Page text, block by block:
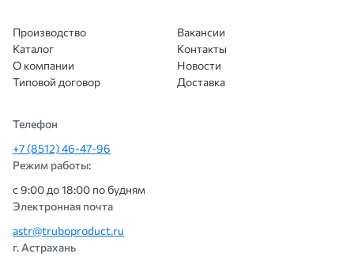
Производство
Каталог
О компании
Типовой договор
Вакансии
Контакты
Новости
Доставка
Телефон
+7 (8512) 46-47-96
Режим работы:
с 9:00 до 18:00 по будням
Электронная почта
astr@truboproduct.ru
г. Астрахань